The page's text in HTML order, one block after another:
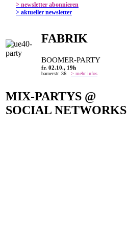
> newsletter abonnieren
> aktueller newsletter
FABRIK
BOOMER-PARTY
fr. 02.10., 19h
barnerstr. 36 > mehr infos
MIX-PARTYS @
SOCIAL NETWORKS